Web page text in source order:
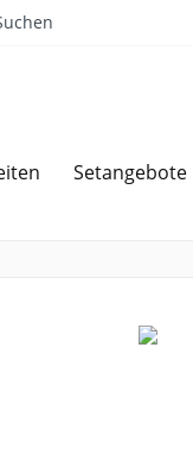
Setangebote